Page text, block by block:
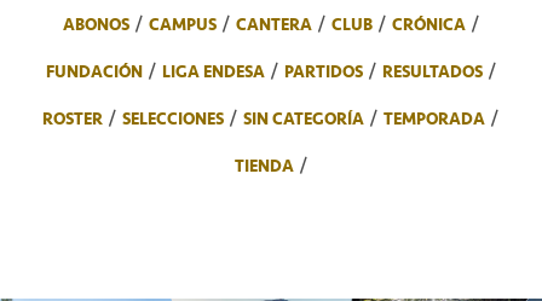
ABONOS CAMPUS CANTERA CLUB
CRÓNICA
FUNDACIÓN
LIGA ENDESA PARTIDOS
RESULTADOS
ROSTER
SELECCIONES SIN CATEGORÍA
TEMPORADA
TIENDA